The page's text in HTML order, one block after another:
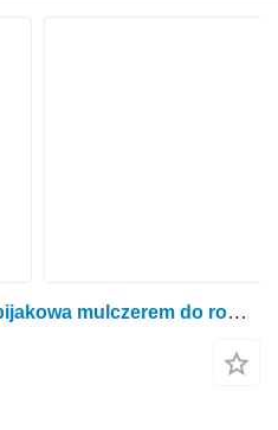
Renault ergos z kosiarka bijakowa mulczerem do rowow poboczy